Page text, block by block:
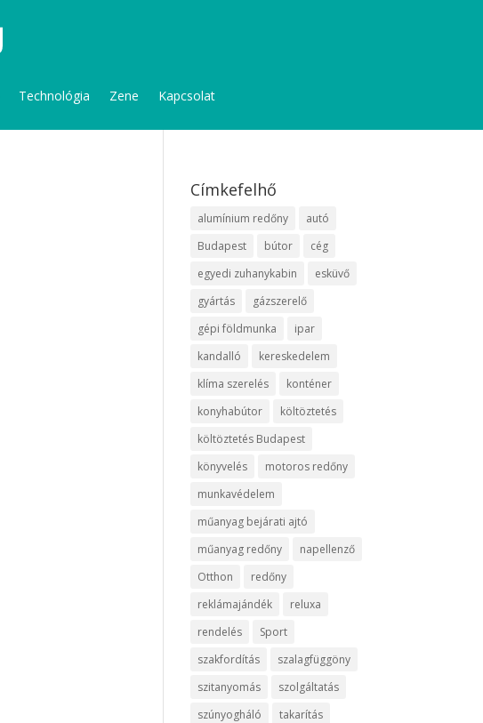
Technológia Zene Kapcsolat
Címkefelhő
alumínium redőny
autó
Budapest
bútor
cég
egyedi zuhanykabin
esküvő
gyártás
gázszerelő
gépi földmunka
ipar
kandalló
kereskedelem
klíma szerelés
konténer
konyhabútor
költöztetés
költöztetés Budapest
könyvelés
motoros redőny
munkavédelem
műanyag bejárati ajtó
műanyag redőny
napellenző
Otthon
redőny
reklámajándék
reluxa
rendelés
Sport
szakfordítás
szalagfüggöny
szitanyomás
szolgáltatás
szúnyogháló
takarítás